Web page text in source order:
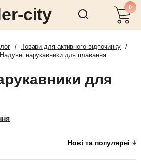
city 0
/ Товари для активного відпочинку /
Надувні нарукавники для плавання
для